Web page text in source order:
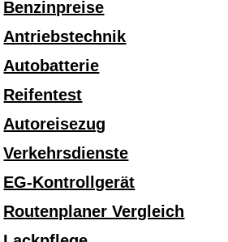
Benzinpreise
Antriebstechnik
Autobatterie
Reifentest
Autoreisezug
Verkehrsdienste
EG-Kontrollgerät
Routenplaner Vergleich